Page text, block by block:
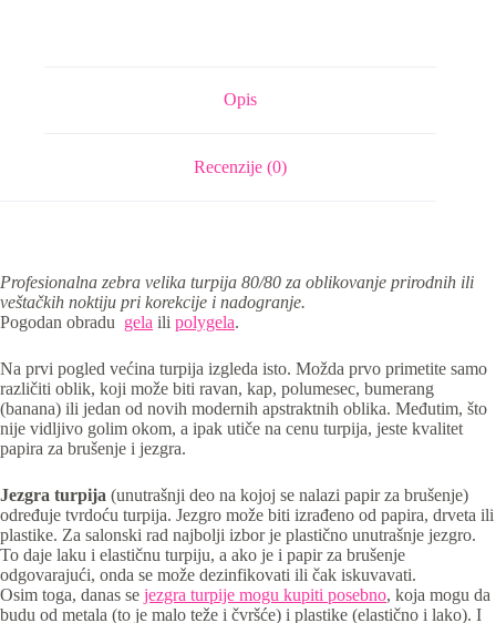
Opis
Recenzije (0)
Profesionalna zebra velika turpija 80/80 za oblikovanje prirodnih ili
veštačkih noktiju pri korekcije i nadogranje.
Pogodan obradu gela ili polygela.
Na prvi pogled većina turpija izgleda isto. Možda prvo primetite samo
različiti oblik, koji može biti ravan, kap, polumesec, bumerang
(banana) ili jedan od novih modernih apstraktnih oblika. Međutim, što
nije vidljivo golim okom, a ipak utiče na cenu turpija, jeste kvalitet
papira za brušenje i jezgra.
Jezgra turpija (unutrašnji deo na kojoj se nalazi papir za brušenje)
određuje tvrdoću turpija. Jezgro može biti izrađeno od papira, drveta ili
plastike. Za salonski rad najbolji izbor je plastično unutrašnje jezgro.
To daje laku i elastičnu turpiju, a ako je i papir za brušenje
odgovarajući, onda se može dezinfikovati ili čak iskuvavati.
Osim toga, danas se jezgra turpije mogu kupiti posebno, koja mogu da
budu od metala (to je malo teže i čvršće) i plastike (elastično i lako). I